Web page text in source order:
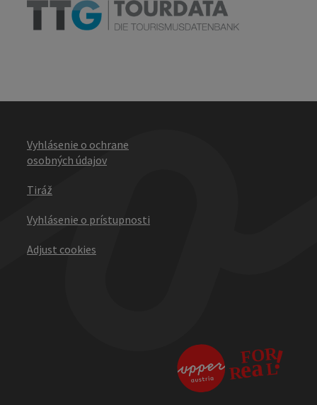
Vyhlásenie o ochrane
osobných údajov
Tiráž
Vyhlásenie o prístupnosti
Adjust cookies